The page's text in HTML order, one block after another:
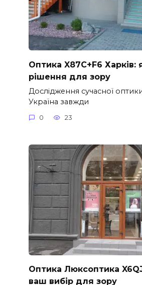
Оптика X87C+F6 Харків:
рішення для зору
Дослідження сучасної
Україна завжди
0 23
Оптика Люксоптика
ваш вибір для зору